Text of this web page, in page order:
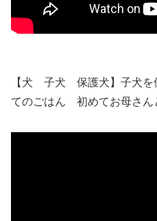
【犬 子犬 保護犬】子犬
てのごはん 初めてお母さん